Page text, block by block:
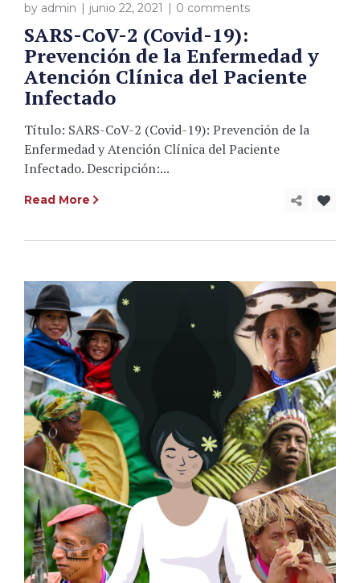
by admin junio 22, 2021 0 comments
SARS-CoV-2 (Covid-19):
Prevención de la Enfermedad y
Atención Clínica del Paciente
Infectado
Título: SARS-CoV-2 (Covid-19): Prevención de la
Enfermedad y Atención Clínica del Paciente
Infectado. Descripción:...
Read More